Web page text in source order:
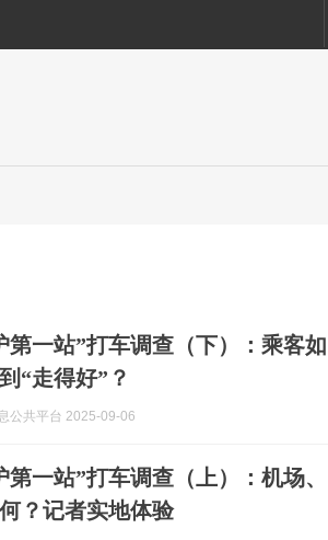
第一站”打车调查（下）：乘客如
“走得好”？
公共平台 2025-09-06
第一站”打车调查（上）：机场、
？记者实地体验